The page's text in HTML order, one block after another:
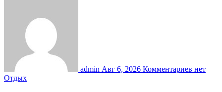
admin Авг 6, 2026 Комментариев нет
Отдых